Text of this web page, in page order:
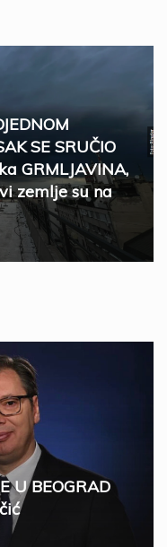
SE SRUČIO
GRMLJAVINA,
zemlje su na
U BEOGRAD